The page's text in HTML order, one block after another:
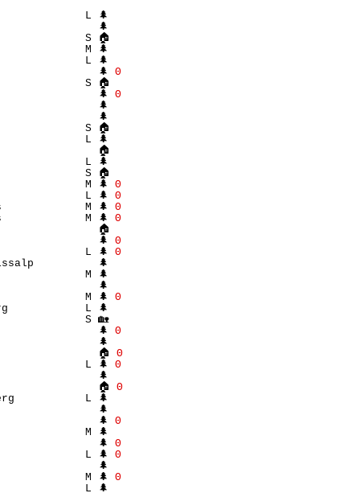
L 🌲
🌲
S 🏠
M 🌲
L 🌲
🌲
Θ
S 🏠
🌲
Θ
🌲
🌲
S 🏠
L 🌲
🏠
L 🌲
S 🏠
M 🌲
Θ
L 🌲
Θ
M 🌲 Θ
M 🌲
Θ
🏠
🌲
Θ
L 🌲
Θ
🌲
M 🌲
🌲
M 🌲
Θ
L 🌲
S 🏡
🌲
Θ
🌲
🏠
Θ
L 🌲
Θ
🌲
🏠
Θ
L 🌲
🌲
🌲
Θ
M 🌲
🌲
Θ
L 🌲
Θ
🌲
M 🌲
Θ
L 🌲